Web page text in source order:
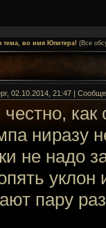
тема, во имя Юпитера! (Все
02.10.2014, 21:47 |
как
ниразу
не надо
уклон
пару